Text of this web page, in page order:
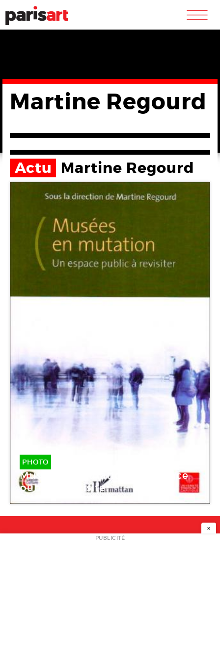
m
Martine Regourd
Actu Martine Regourd
PHOTO
Musées en mutation. Un espace
public à revisiter
NEWSLETTER
×
PUBLICITÉ